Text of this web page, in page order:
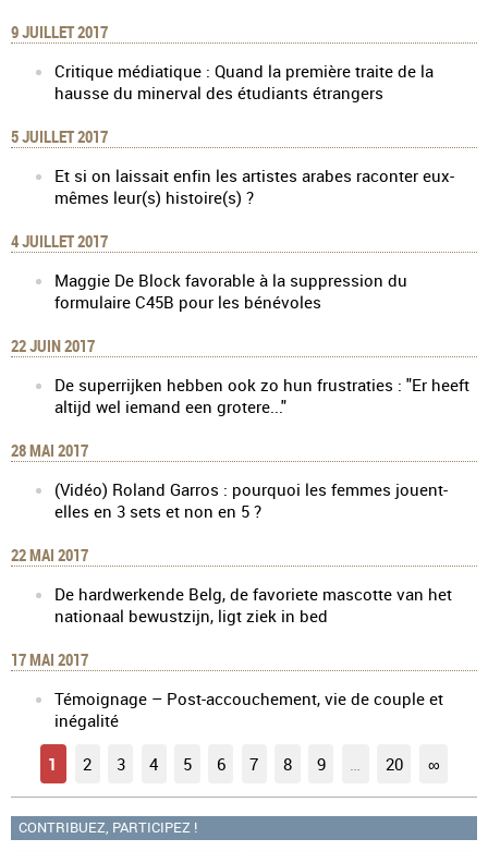
9 JUILLET 2017
Critique médiatique : Quand la première traite de la
hausse du minerval des étudiants étrangers
5 JUILLET 2017
Et si on laissait enfin les artistes arabes raconter eux-
mêmes leur(s) histoire(s) ?
4 JUILLET 2017
Maggie De Block favorable à la suppression du
formulaire C45B pour les bénévoles
22 JUIN 2017
De superrijken hebben ook zo hun frustraties : "Er heeft
altijd wel iemand een grotere..."
28 MAI 2017
(Vidéo) Roland Garros : pourquoi les femmes jouent-
elles en 3 sets et non en 5 ?
22 MAI 2017
De hardwerkende Belg, de favoriete mascotte van het
nationaal bewustzijn, ligt ziek in bed
17 MAI 2017
Témoignage – Post-accouchement, vie de couple et
inégalité
1
2 3 4 5 6 7 8 9 20 ∞
CONTRIBUEZ, PARTICIPEZ !